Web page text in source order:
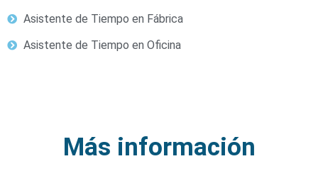
Asistente de Tiempo en Fábrica
Asistente de Tiempo en Oficina
Más información